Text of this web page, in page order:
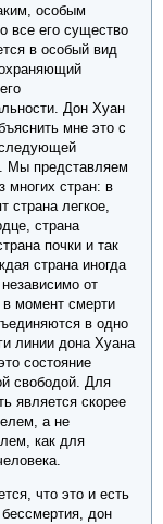
особым
все его существо
в особый вид
Дон Хуан
мне это с
Мы представляем
многих стран: в
страна легкое,
страна
почки и так
страна иногда
от
в момент смерти
в одно
линии дона Хуана
состояние
свободой. Для
является скорее
а не
как для
что это и есть
дон